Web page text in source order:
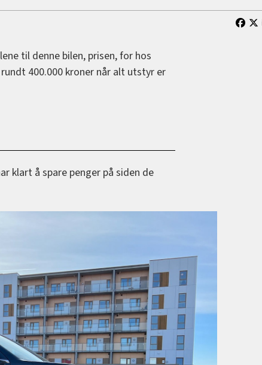
til denne bilen, prisen, for hos
400.000 kroner når alt utstyr er
klart å spare penger på siden de